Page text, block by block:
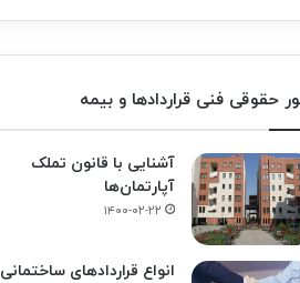
حقوقی فنی قراردادها و بیمه
آشنایی با قانون تملک
آپارتمان‌ها
۱۴۰۰-۰۲-۲۲
انواع قراردادهای ساختمانی